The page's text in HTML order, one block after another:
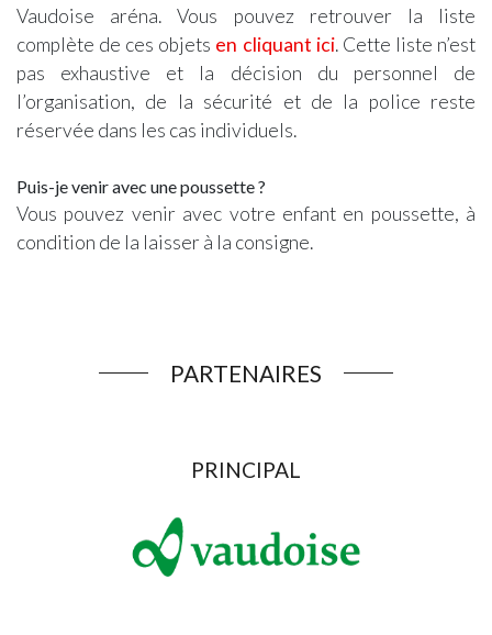
Vaudoise aréna. Vous pouvez retrouver la liste
complète de ces objets en cliquant ici. Cette liste n’est
pas exhaustive et la décision du personnel de
l’organisation, de la sécurité et de la police reste
réservée dans les cas individuels.
Puis-je venir avec une poussette ?
Vous pouvez venir avec votre enfant en poussette, à
condition de la laisser à la consigne.
PARTENAIRES
PRINCIPAL